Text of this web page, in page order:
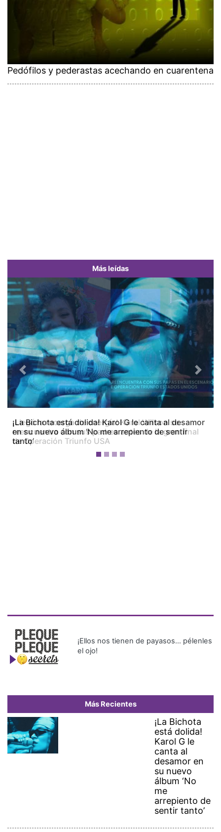
Pedófilos y pederastas acechando en cuarentena
Más leídas
¡La Bichota está dolida! Karol G le canta al desamor
en su nuevo álbum ‘No me arrepiento de sentir
tanto’
Previous Next
¡Ellos nos tienen de payasos… pélenles
el ojo!
Más Recientes
¡La Bichota
está dolida!
Karol G le
canta al
desamor en
su nuevo
álbum ‘No
me
arrepiento de
sentir tanto’